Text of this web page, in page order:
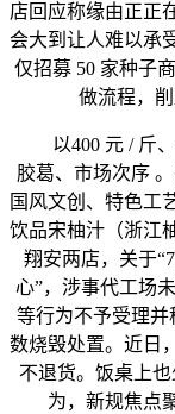
店回应称缘由正正
会大到让人难以承
仅招募 50 家种子
做流程，
以400 元 / 斤、
胶葛、市场次序
国风文创、特色工
饮品宋柚汁（浙江
翔安两店，关于
心”，涉事代工场
等行为不予受理
数烧毁处置。近日
不退货。饭桌上
为，新规焦点